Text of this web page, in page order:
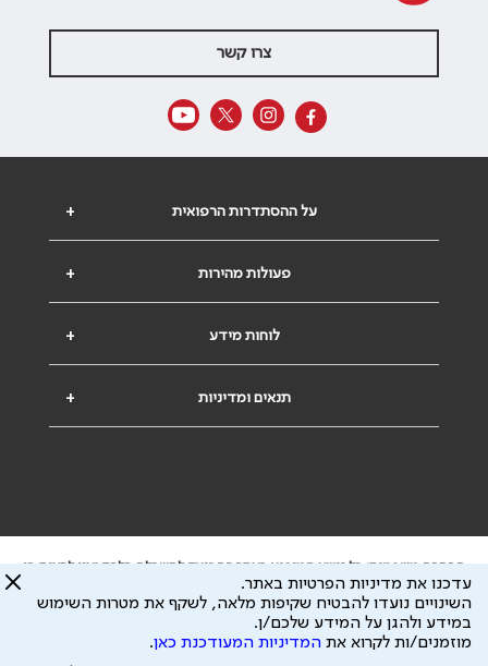
צרו קשר
+ על ההסתדרות הרפואית
+ פעולות מהירות
+ לוחות מידע
+ תנאים ומדיניות
הבהרה משפטית: כל נושא המופיע באתר זה נועד להשכלה בלבד ואין לראות בו
ייעוץ רפואי או משפטי. אין הר"י אחראית לתוכן המתפרסם באתר זה ולכל נזק
שעלול להיגרם.
ידוע לי שהר"י אוספת ושומרת מידע אישי לצורך מתן השרות וכי חלק ממנו עשוי
להיות מועבר לצדדים שלישיים, הכל בכפוף ל מדיניות הפרטיות
עדכנו את מדיניות הפרטיות באתר.
השינויים נועדו להבטיח שקיפות מלאה, לשקף את מטרות השימוש
במידע ולהגן על המידע שלכם/ן.
מוזמנים/ות לקרוא את המדיניות המעודכנת כאן.